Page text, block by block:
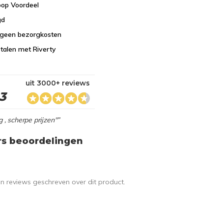
Voordeel
bezorgkosten
met Riverty
uit 3000+ reviews
, scherpe prijzen"”
beoordelingen
reviews geschreven over dit product.